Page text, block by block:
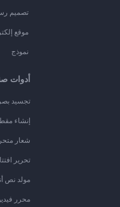
تصميم
موقع
نموذج
أدوات
تجسيد
إنشاء
شعار
تحرير
مولد نص
محرر